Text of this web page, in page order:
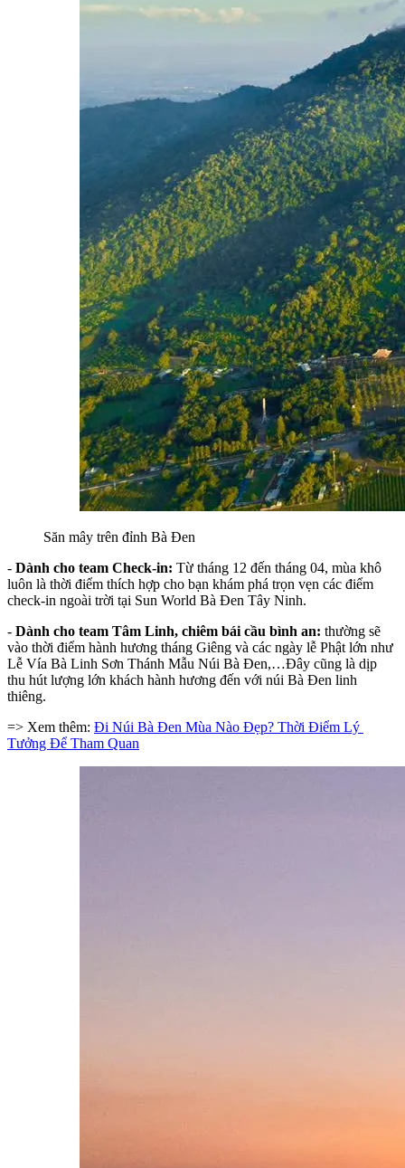
Săn mây trên đỉnh Bà Đen
- Dành cho team Check-in: Từ tháng 12 đến tháng 04, mùa khô
luôn là thời điểm thích hợp cho bạn khám phá trọn vẹn các điểm
check-in ngoài trời tại Sun World Bà Đen Tây Ninh.
- Dành cho team Tâm Linh, chiêm bái cầu bình an: thường sẽ
vào thời điểm hành hương tháng Giêng và các ngày lễ Phật lớn như
Lễ Vía Bà Linh Sơn Thánh Mẫu Núi Bà Đen,…Đây cũng là dịp
thu hút lượng lớn khách hành hương đến với núi Bà Đen linh
thiêng.
=> Xem thêm: Đi Núi Bà Đen Mùa Nào Đẹp? Thời Điểm Lý
Tưởng Để Tham Quan